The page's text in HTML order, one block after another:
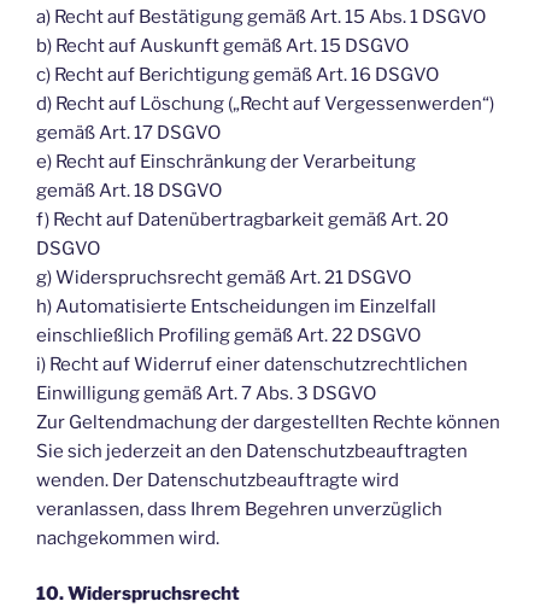
a) Recht auf Bestätigung gemäß Art. 15 Abs. 1 DSGVO
b) Recht auf Auskunft gemäß Art. 15 DSGVO
c) Recht auf Berichtigung gemäß Art. 16 DSGVO
d) Recht auf Löschung („Recht auf Vergessenwerden“)
gemäß Art. 17 DSGVO
e) Recht auf Einschränkung der Verarbeitung
gemäß Art. 18 DSGVO
f) Recht auf Datenübertragbarkeit gemäß Art. 20
DSGVO
g) Widerspruchsrecht gemäß Art. 21 DSGVO
h) Automatisierte Entscheidungen im Einzelfall
einschließlich Profiling gemäß Art. 22 DSGVO
i) Recht auf Widerruf einer datenschutzrechtlichen
Einwilligung gemäß Art. 7 Abs. 3 DSGVO
Zur Geltendmachung der dargestellten Rechte können
Sie sich jederzeit an den Datenschutzbeauftragten
wenden. Der Datenschutzbeauftragte wird
veranlassen, dass Ihrem Begehren unverzüglich
nachgekommen wird.
10. Widerspruchsrecht